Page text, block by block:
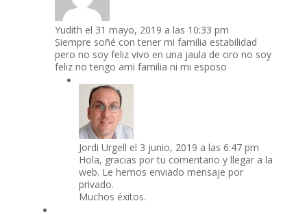
Yudith el 31 mayo, 2019 a las 10:33 pm
Siempre soñé con tener mi familia estabilidad
pero no soy feliz vivo en una jaula de oro no soy
feliz no tengo ami familia ni mi esposo
Jordi Urgell el 3 junio, 2019 a las 6:47 pm
Hola, gracias por tu comentario y llegar a la
web. Le hemos enviado mensaje por
privado.
Muchos éxitos.